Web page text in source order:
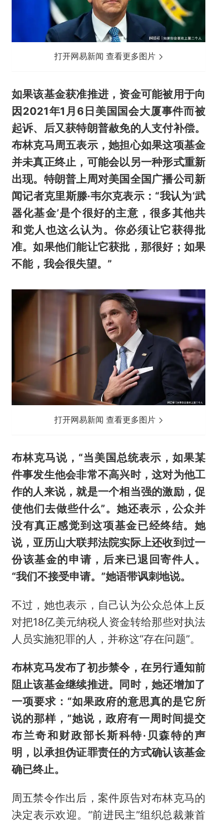
打开网易新闻 查看更多图片
如果该基金获准推进，资金可能被用于向
因2021年1月6日美国国会大厦事件而被
起诉、后又获特朗普赦免的人支付补偿。
布林克马周五表示，她担心如果这项基金
并未真正终止，可能会以另一种形式重新
出现。特朗普上周对美国全国广播公司新
闻记者克里斯滕·韦尔克表示：“我认为‘武
器化基金’是个很好的主意，很多其他共
和党人也这么认为。你必须让它获得批
准。如果他们能让它获批，那很好；如果
不能，我会很失望。”
打开网易新闻 查看更多图片
布林克马说，“当美国总统表示，如果某
件事发生他会非常不高兴时，这对为他工
作的人来说，就是一个相当强的激励，促
使他们去做些什么”。她还表示，公众并
没有真正感觉到这项基金已经终结。她
说，亚历山大联邦法院实际上还收到过一
份该基金的申请，后来已退回寄件人。
“我们不接受申请。”她语带讽刺地说。
不过，她也表示，自己认为公众总体上反
对把18亿美元纳税人资金转给那些对执法
人员实施犯罪的人，并称这“存在问题”。
布林克马发布了初步禁令，在另行通知前
阻止该基金继续推进。同时，她还增加了
一项要求：“如果政府的意思真的是它所
说的那样，”她说，政府有一周时间提交
布兰奇和财政部长斯科特·贝森特的声
明，以承担伪证罪责任的方式确认该基金
确已终止。
周五禁令作出后，案件原告对布林克马的
决定表示欢迎。“前进民主”组织总裁兼首